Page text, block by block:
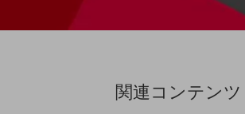
NTTドコモビジネスグループのサステナビリティ
関連コンテンツ